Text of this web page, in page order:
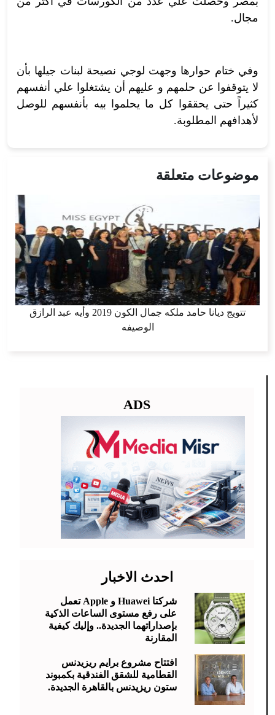
مجال.
وفي ختام حوارها وجهت لوجي نصيحة لبنات جيلها بأن
لا يتوقفوا عن حلمهم و عليهم أن يشتغلوا علي أنفسهم
كثيراً حتى يحققوا كل ما يحلموا بيه بأنفسهم للوصل
لأهدافهم المطلوبة.
موضوعات متعلقة
تتويج ديانا حامد ملكه جمال الكون 2019 وأيه عبد الرازق
الوصيفه
ADS
احدث الاخبار
شركتا Huawei و Apple تعمل
على رفع مستوى الساعات الذكية
بإصداراتهما الجديدة.. وإليك كيفية
المقارنة
افتتاح مشروع برايم ريزيدنس
القطامية للشقق الفندقية بكمبوند
ستون ريزيدنس بالقاهرة الجديدة.